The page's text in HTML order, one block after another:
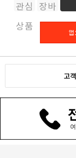
관심
상품
장바
구니
고